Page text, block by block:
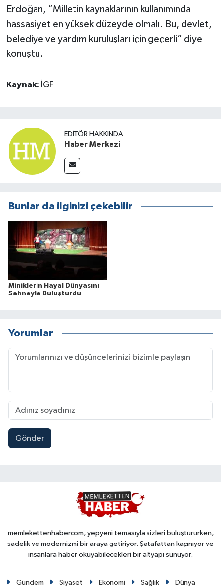
Erdoğan, “Milletin kaynaklarının kullanımında
hassasiyet en yüksek düzeyde olmalı. Bu, devlet,
belediye ve yardım kuruluşları için geçerli” diye
konuştu.
Kaynak: İGF
EDITÖR HAKKINDA
Haber Merkezi
Bunlar da ilginizi çekebilir
Miniklerin Hayal Dünyasını
Sahneyle Buluşturdu
Yorumlar
Gönder
memlekettenhabercom, yepyeni temasıyla sizleri buluştururken,
sadelik ve modernizmi bir araya getiriyor. Şatafattan kaçınıyor ve
insanlara haber okuyabilecekleri bir altyapı sunuyor.
Gündem Siyaset Ekonomi Sağlık Dünya